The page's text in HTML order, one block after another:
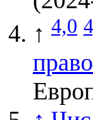
↑ 4,0